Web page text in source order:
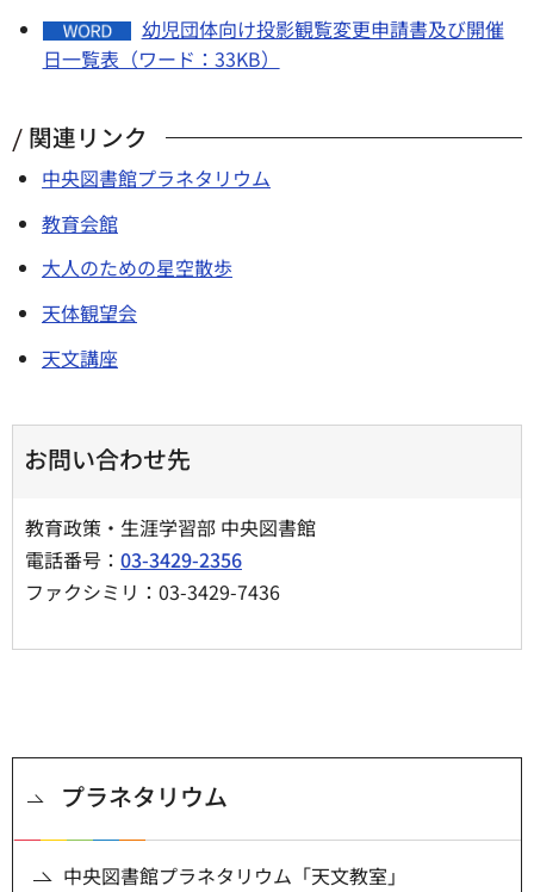
幼児団体向け投影観覧変更申請書及び開催
日一覧表（ワード：33KB）
関連リンク
中央図書館プラネタリウム
教育会館
大人のための星空散歩
天体観望会
天文講座
お問い合わせ先
教育政策・生涯学習部 中央図書館
電話番号： 03-3429-2356
ファクシミリ：03-3429-7436
プラネタリウム
中央図書館プラネタリウム「天文教室」